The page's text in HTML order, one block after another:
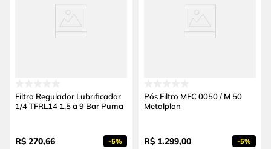
Filtro Regulador Lubrificador
1/4 TFRL14 1,5 a 9 Bar Puma
R$ 270,66 -5%
Pós Filtro MFC 0050 / M 50
Metalplan
R$ 1.299,00 -5%